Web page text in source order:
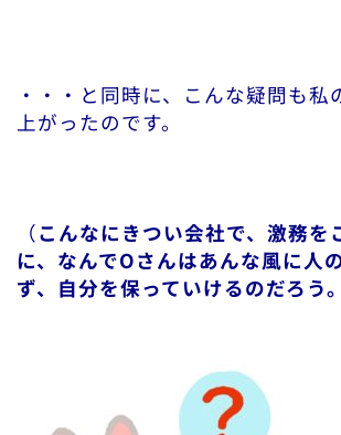
・・・と同時に、こんな疑問も私
上がったのです。
（こんなにきつい会社で、激務を
に、なんでOさんはあんな風に人
ず、自分を保っていけるのだろう。